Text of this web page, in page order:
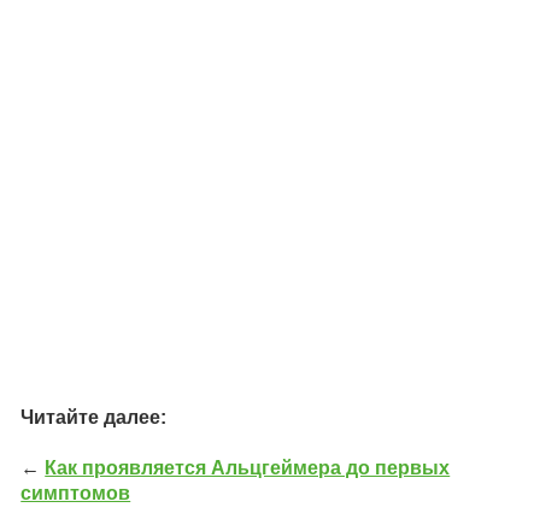
Читайте далее:
← Как проявляется Альцгеймера до первых
симптомов